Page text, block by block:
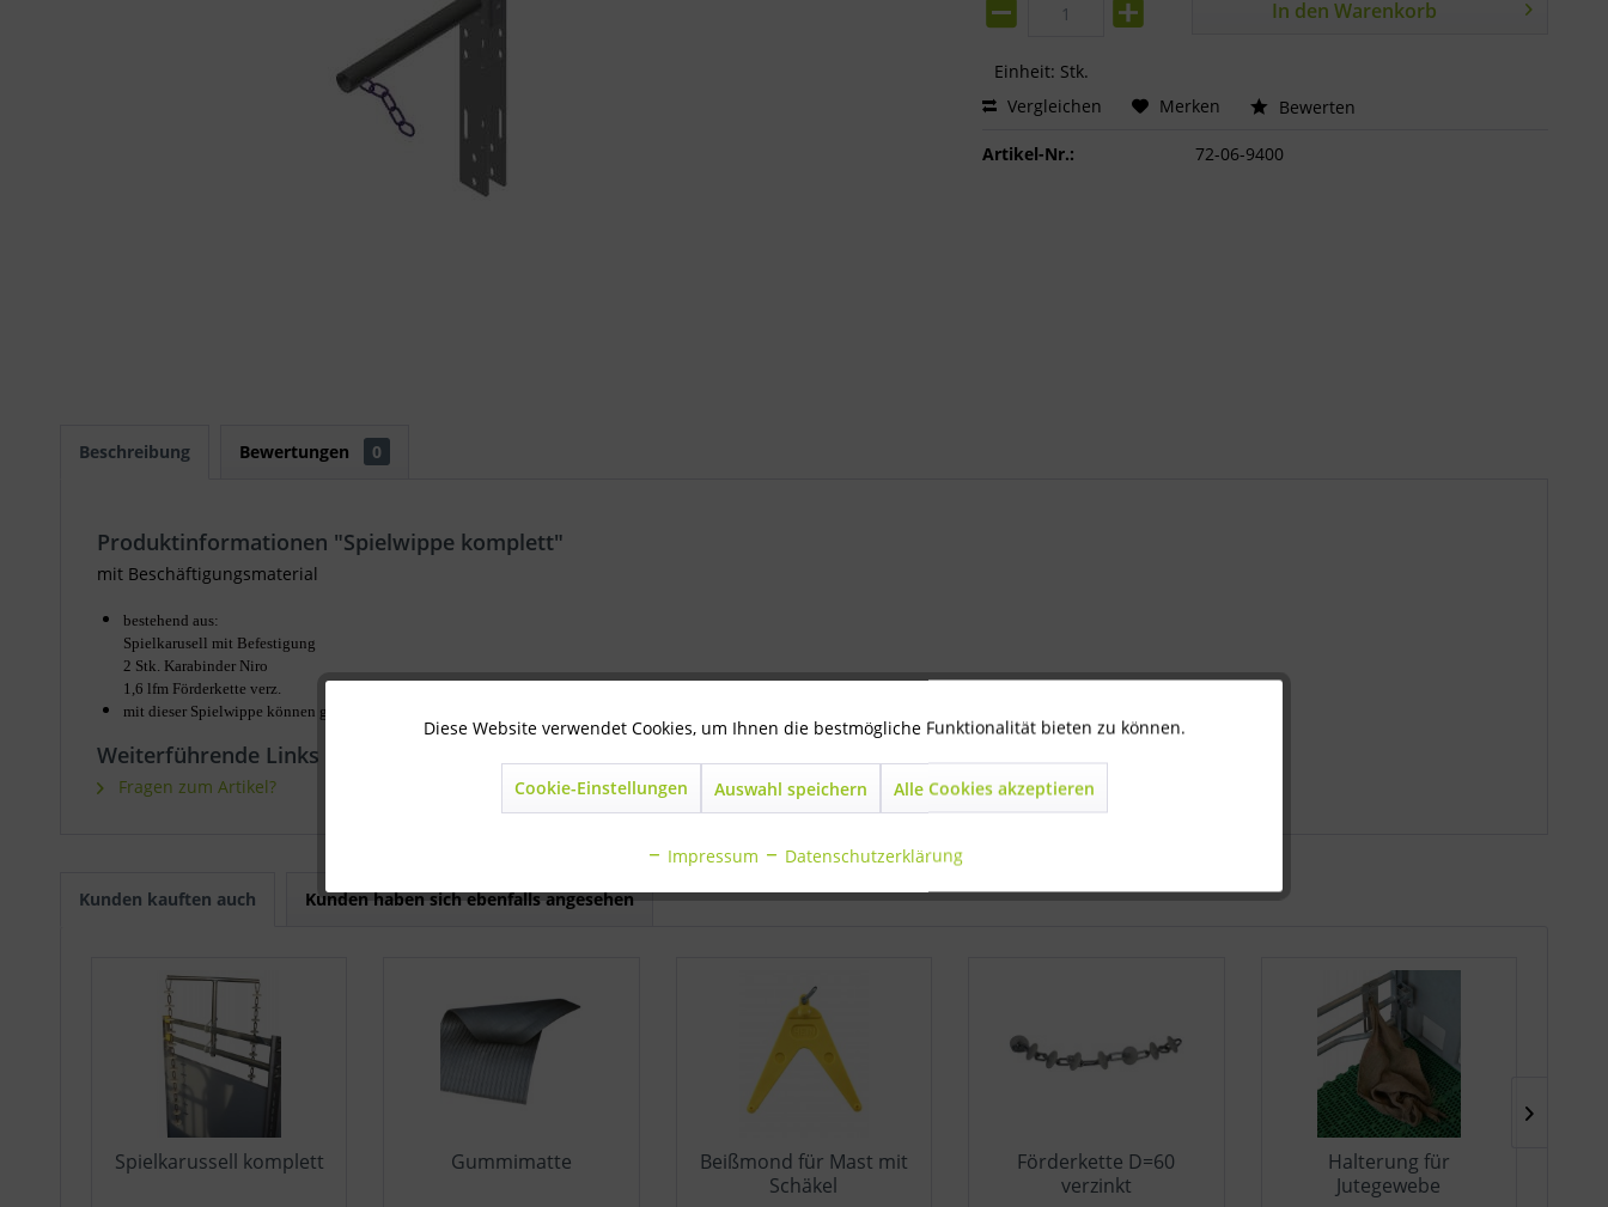
Einheit: Stk.
In den Warenkorb
Vergleichen Merken Bewerten
Artikel-Nr.: 72-06-9400
Beschreibung Bewertungen 0
Produktinformationen "Spielwippe komplett"
mit Beschäftigungsmaterial
bestehend aus:
Spielkarusell mit Befestigung
2 Stk. Karabinder Niro
1,6 lfm Förderkette verz.
mit dieser Spielwippe können gleich 2 Buchten beschäftigt werden
Weiterführende Links zu "Spielwippe komplett"
Fragen zum Artikel?
Kunden kauften auch Kunden haben sich ebenfalls angesehen
Spielkarussell komplett Gummimatte
Beißmond für Mast mit
Schäkel
Förderkette D=60
verzinkt
Halterung für
Jutegewebe
Technisch notwendig Aktiv
Diese Website verwendet Cookies, um Ihnen die bestmögliche Funktionalität bieten zu können.
Cookie-Einstellungen Auswahl speichern Alle Cookies akzeptieren
Impressum Datenschutzerklärung